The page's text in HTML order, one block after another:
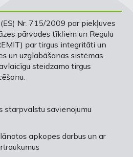
Nr. 715/2009 par piekļuves
pārvades tīkliem un Regulu
par tirgus integritāti un
un uzglabāšanas sistēmas
steidzamo tirgus
starpvalstu savienojumu
apkopes darbus un ar